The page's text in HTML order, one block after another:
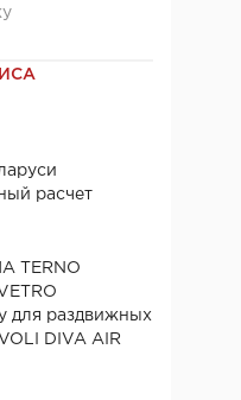
расчет
TERNO
для раздвижных
DIVA AIR